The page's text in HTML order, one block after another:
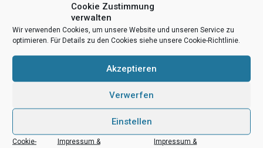
Cookie Zustimmung
verwalten
Wir verwenden Cookies, um unsere Website und unseren Service zu
optimieren. Für Details zu den Cookies siehe unsere Cookie-Richtlinie.
Akzeptieren
Verwerfen
Einstellen
Cookie-
Impressum &
Impressum &